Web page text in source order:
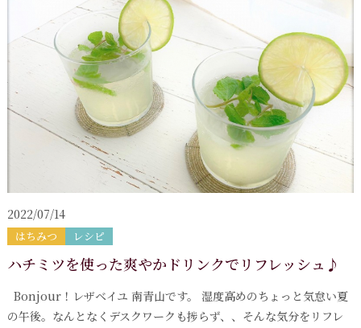
2022/07/14
はちみつ レシピ
ハチミツを使った爽やかドリンクでリフレッシュ♪
Bonjour！レザベイユ 南青山です。 湿度高めのちょっと気怠い夏
の午後。なんとなくデスクワークも捗らず、、そんな気分をリフレ